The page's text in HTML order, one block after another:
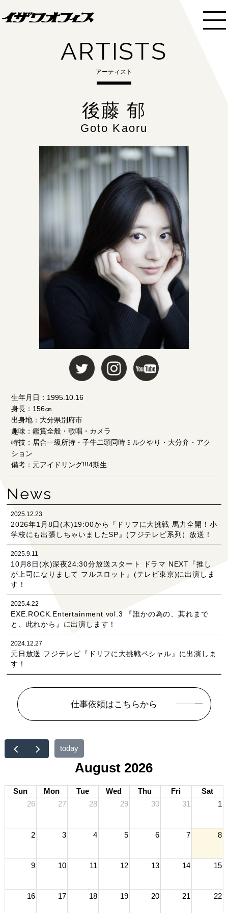
ARTISTS
アーティスト
生年月日：1995.10.16
身長：156㎝
出身地：大分県別府市
趣味：鑑賞全般・歌唱・カメラ
特技：居合一級所持・子牛二頭同時ミルクやり・大分弁・アク
ション
備考：元アイドリング!!!4期生
後藤 郁
Goto Kaoru
News
2025.12.23
2026年1月8日(木)19:00から『ドリフに大挑戦 馬力全開！小
学校にも出張しちゃいましたSP』(フジテレビ系列）放送！
2025.9.11
10月8日(水)深夜24:30分放送スタート ドラマ NEXT『推し
が上司になりまして フルスロット』(テレビ東京)に出演しま
す！
2025.4.22
EXE.ROCK.Entertainment vol.3 『誰かの為の、其れまで
と、此れから』に出演します！
2024.12.27
元日放送 フジテレビ『ドリフに大挑戦ペシャル』に出演しま
す！
仕事依頼はこちらから
today
August 2026
Sun Mon Tue Wed Thu Fri
Sat
26
27 28 29 30 31 1
2 3 4 5 6 7 8
9 10 11 12 13 14 15
16 17 18 19 20 21 22